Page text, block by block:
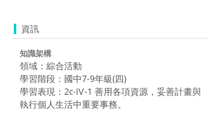
資訊
知識架構
領域：綜合活動
學習階段：國中7-9年級(四)
學習表現：2c-Ⅳ-1 善用各項資源，妥善計畫與
執行個人生活中重要事務。